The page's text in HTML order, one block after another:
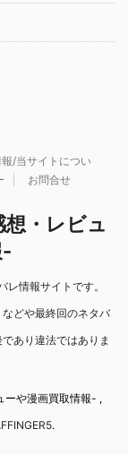
/当サイトについ
お問合せ
・レビュ
-
情報サイトです。
などや最終回のネタバ
あり違法ではありま
や漫画買取情報- ,
.